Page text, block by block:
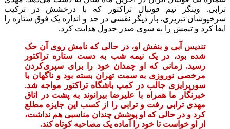
ترابی. وینگر تیم فوتبال تراکتور که با درخشش در ترکیب
سرخپوشان تبریزی، بار دیگر نقشی در حد و اندازه یک فوق ستاره را
ایفا کرد و تیمش را به سوی صدر جدول هدایت کرد.
تندیس آبی و بنفش او، در حالی که نامش روی آن حک
شده بود، در یک نیمه شب به دست ستاره تراکتور
رسید. زمانی که او چمدان خود را برای سپری‌کردن
مرخصی نوروزی به سمت تهران بسته بود و ناگهان با
سورپرایزی جالب در کمپ باشگاه تراکتور مواجه شد.
خبرنگار ما همراه با علیرضا بیرانوند به پشت در اتاق
مهدی ترابی رفت و ترابی را از کسب این جایزه مطلع
کرد و در حالی که او پوشش چندان مناسبی هم نداشت،
از او خواست تا خود را آماده یک مصاحبه کوتاه کند.